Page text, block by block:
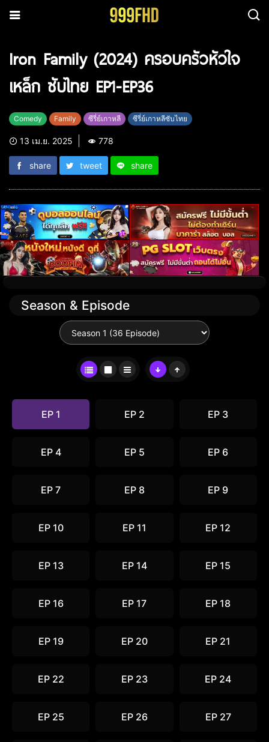
Iron Family (2024) ครอบครัวหัวใจ
เหล็ก ซับไทย EP1-EP36
Comedy Family ซีรี่ย์เกาหลี ซีรี่ย์เกาหลีซับไทย
13 เม.ย. 2025 778
share tweet share
Season & Episode
EP 1 EP 2 EP 3
EP 4 EP 5 EP 6
EP 7 EP 8 EP 9
EP 10 EP 11 EP 12
EP 13 EP 14 EP 15
EP 16 EP 17 EP 18
EP 19 EP 20 EP 21
EP 22 EP 23 EP 24
EP 25 EP 26 EP 27